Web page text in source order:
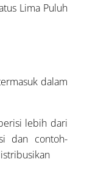
Lima Puluh
dalam
lebih dari
dan contoh-